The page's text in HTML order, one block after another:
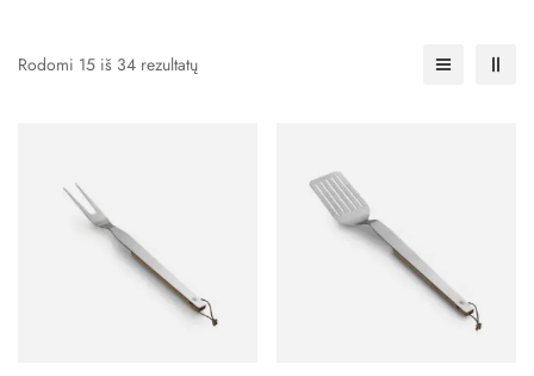
Rodomi 15 iš 34 rezultatų